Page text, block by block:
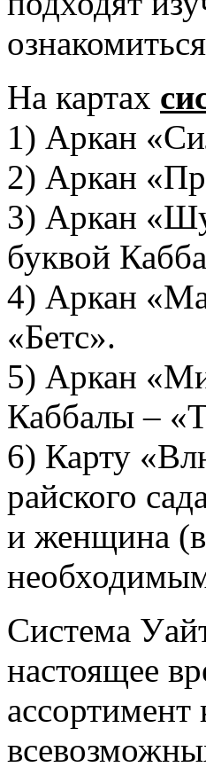
ознакомиться
На картах
1) Аркан
2) Аркан
3) Аркан
буквой
4) Аркан
«Бетс».
5) Аркан
Каббалы –
6) Карту
райского
и женщина
Система
настоящее
ассортимент